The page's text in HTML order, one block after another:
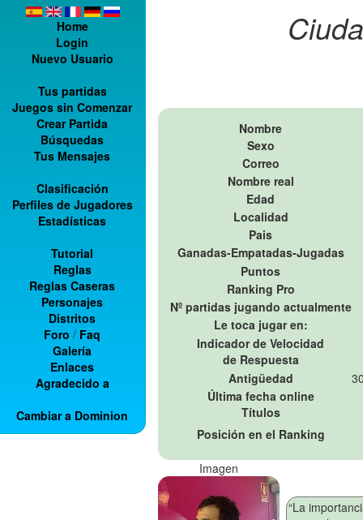
Home
Login
Nuevo Usuario
Tus partidas
Juegos sin Comenzar
Crear Partida
Búsquedas
Tus Mensajes
Clasificación
Perfiles de Jugadores
Estadísticas
Tutorial
Reglas
Reglas Caseras
Personajes
Distritos
Foro / Faq
Galería
Enlaces
Agradecido a
Cambiar a Dominion
Nombre
Sexo
Correo
Nombre real
Edad
Localidad
Pais
Ganadas-Empatadas-Jugadas
Puntos
Ranking Pro
Nº partidas jugando actualmente
Le toca jugar en:
Indicador de Velocidad
de Respuesta
Antigüedad
Última fecha online
Títulos
Posición en el Ranking
Imagen